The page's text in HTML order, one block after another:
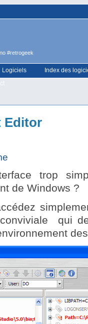
#retrogeek
Logiciels
Index des
Editor
trop
de Windows ?
conviviale qui